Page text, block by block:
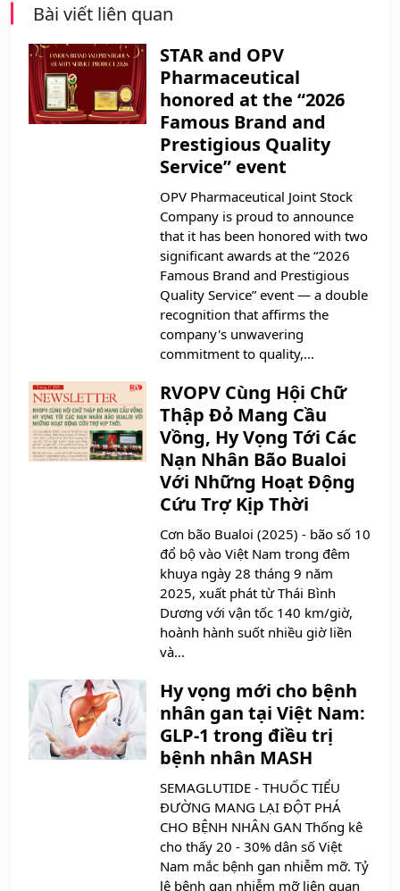
Bài viết liên quan
STAR and OPV
Pharmaceutical
honored at the “2026
Famous Brand and
Prestigious Quality
Service” event
OPV Pharmaceutical Joint Stock
Company is proud to announce
that it has been honored with two
significant awards at the “2026
Famous Brand and Prestigious
Quality Service” event — a double
recognition that affirms the
company's unwavering
commitment to quality,...
RVOPV Cùng Hội Chữ
Thập Đỏ Mang Cầu
Vồng, Hy Vọng Tới Các
Nạn Nhân Bão Bualoi
Với Những Hoạt Động
Cứu Trợ Kịp Thời
Cơn bão Bualoi (2025) - bão số 10
đổ bộ vào Việt Nam trong đêm
khuya ngày 28 tháng 9 năm
2025, xuất phát từ Thái Bình
Dương với vận tốc 140 km/giờ,
hoành hành suốt nhiều giờ liền
và...
Hy vọng mới cho bệnh
nhân gan tại Việt Nam:
GLP-1 trong điều trị
bệnh nhân MASH
SEMAGLUTIDE - THUỐC TIỂU
ĐƯỜNG MANG LẠI ĐỘT PHÁ
CHO BỆNH NHÂN GAN Thống kê
cho thấy 20 - 30% dân số Việt
Nam mắc bệnh gan nhiễm mỡ. Tỷ
lệ bệnh gan nhiễm mỡ liên quan